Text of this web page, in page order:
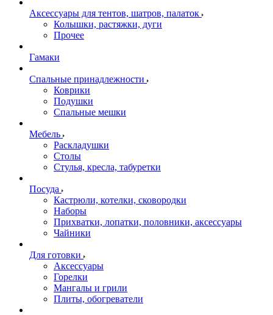
Аксессуары для тентов, шатров, палаток
Колышки, растяжки, дуги
Прочее
Гамаки
Спальные принадлежности
Коврики
Подушки
Спальные мешки
Мебель
Раскладушки
Столы
Стулья, кресла, табуретки
Посуда
Кастрюли, котелки, сковородки
Наборы
Прихватки, лопатки, половники, аксессуары
Чайники
Для готовки
Аксессуары
Горелки
Мангалы и грили
Плиты, обогреватели